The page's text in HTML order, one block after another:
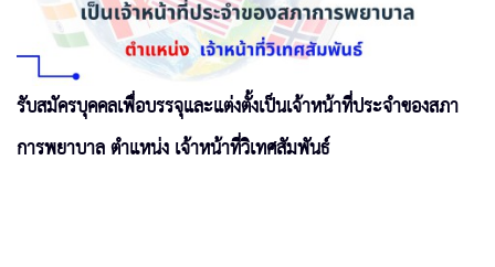
รับสมัครบุคคลเพื่อบรรจุและแต่งตั้งเป็นเจ้าหน้าที่ประจำของสภา
การพยาบาล ตำแหน่ง เจ้าหน้าที่วิเทศสัมพันธ์